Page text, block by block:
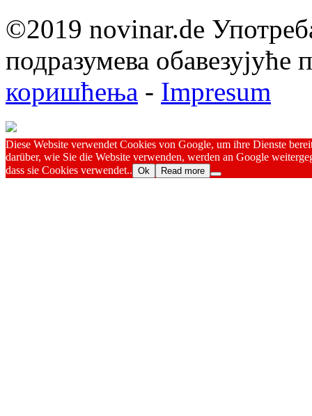
©2019 novinar.de
подразумева обавезујуће
коришћења - Impresum
Diese Website verwendet Cookies von Google, um ihre Dienste
darüber, wie Sie die Website verwenden, werden an Google
dass sie Cookies verwendet.. Ok Read more